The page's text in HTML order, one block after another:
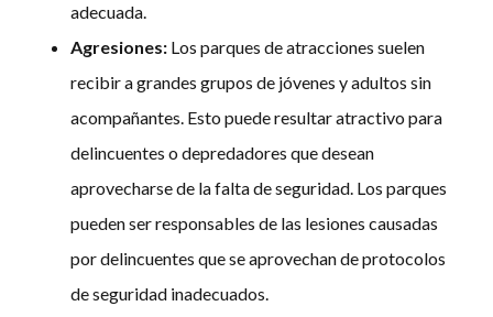
adecuada.
Agresiones: Los parques de atracciones suelen
recibir a grandes grupos de jóvenes y adultos sin
acompañantes. Esto puede resultar atractivo para
delincuentes o depredadores que desean
aprovecharse de la falta de seguridad. Los parques
pueden ser responsables de las lesiones causadas
por delincuentes que se aprovechan de protocolos
de seguridad inadecuados.